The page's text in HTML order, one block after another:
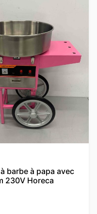
barbe à papa avec
230V Horeca